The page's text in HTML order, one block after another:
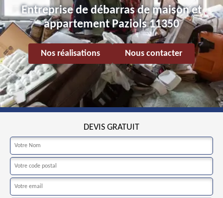
Entreprise de débarras de maison et
appartement Paziols 11350
Nos réalisations Nous contacter
DEVIS GRATUIT